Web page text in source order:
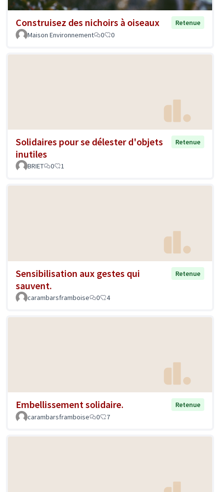
Construisez des nichoirs à oiseaux
Retenue
Maison Environnement
0 0
Solidaires pour se délester d'objets
inutiles
Retenue
BRIET 0 1
Sensibilisation aux gestes qui
sauvent.
Retenue
carambarsframboise 0 4
Embellissement solidaire.
Retenue
carambarsframboise
0 7